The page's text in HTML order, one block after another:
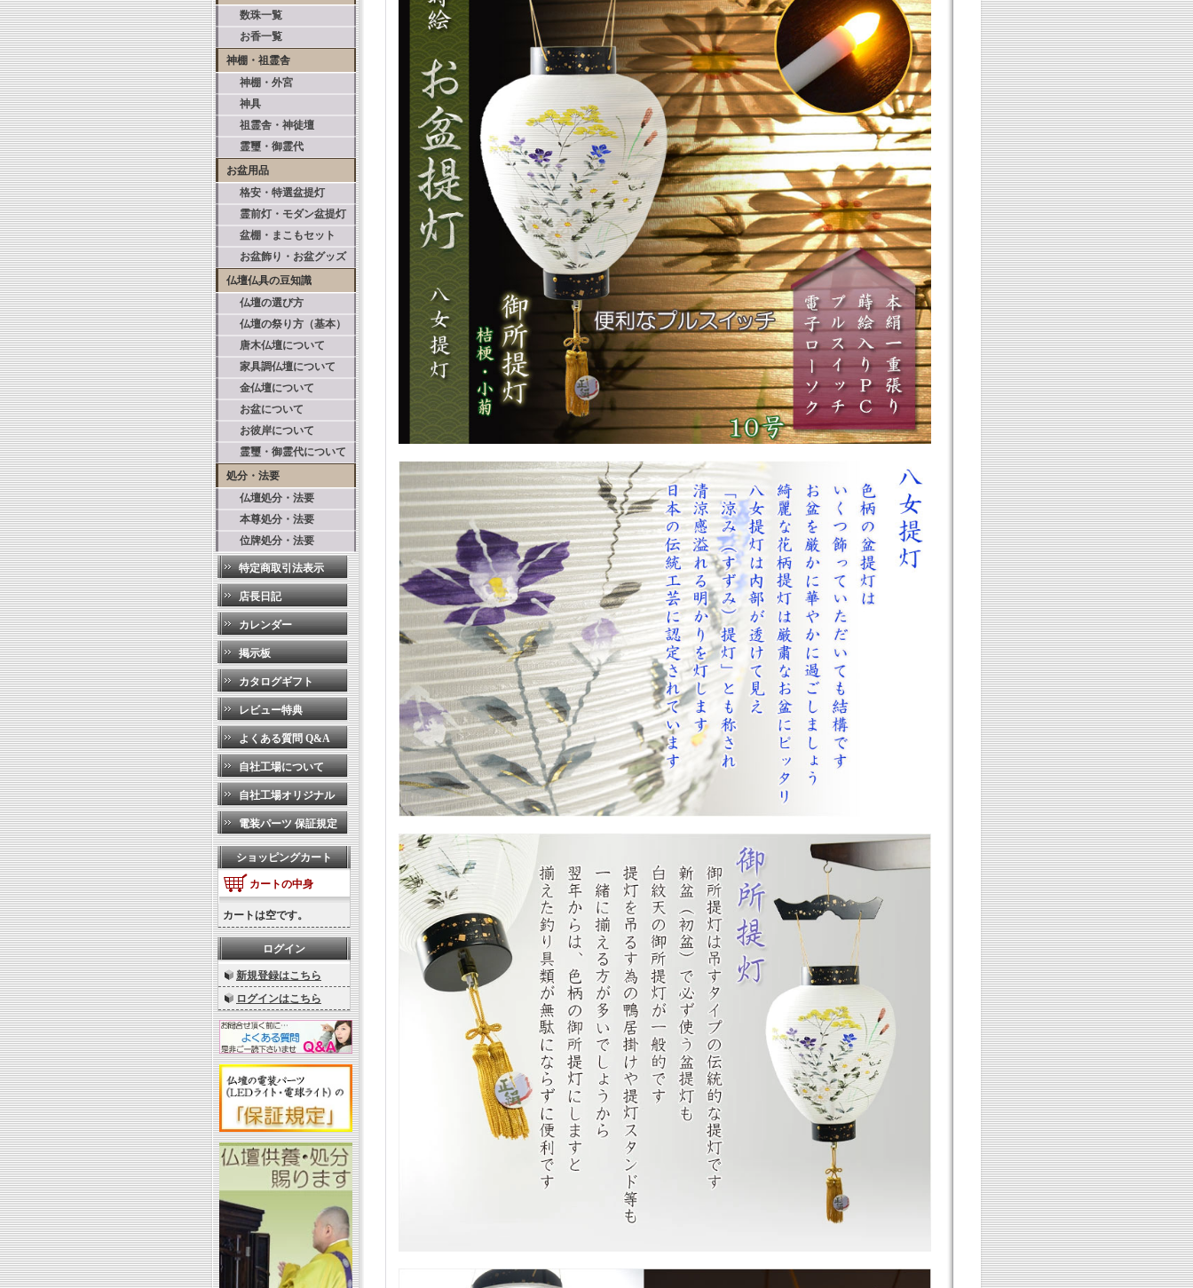
数珠一覧
お香一覧
神棚・祖霊舎
神棚・外宮
神具
祖霊舎・神徒壇
霊璽・御霊代
お盆用品
格安・特選盆提灯
霊前灯・モダン盆提灯
盆棚・まこもセット
お盆飾り・お盆グッズ
仏壇仏具の豆知識
仏壇の選び方
仏壇の祭り方（基本）
唐木仏壇について
家具調仏壇について
金仏壇について
お盆について
お彼岸について
霊璽・御霊代について
処分・法要
仏壇処分・法要
本尊処分・法要
位牌処分・法要
特定商取引法表示
店長日記
カレンダー
掲示板
カタログギフト
レビュー特典
よくある質問 Q&A
自社工場について
自社工場オリジナル
電装パーツ 保証規定
ショッピングカート
カートの中身
カートは空です。
ログイン
新規登録はこちら
ログインはこちら